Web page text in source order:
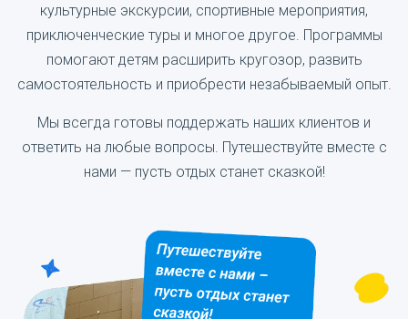
культурные экскурсии, спортивные мероприятия,
приключенческие туры и многое другое. Программы
помогают детям расширить кругозор, развить
самостоятельность и приобрести незабываемый опыт.
Мы всегда готовы поддержать наших клиентов и
ответить на любые вопросы. Путешествуйте вместе с
нами — пусть отдых станет сказкой!